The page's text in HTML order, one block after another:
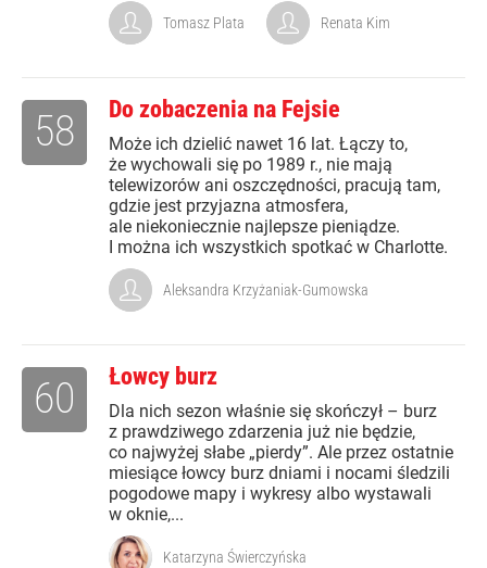
Tomasz Plata Renata Kim
Do zobaczenia na Fejsie
Może ich dzielić nawet 16 lat. Łączy to,
że wychowali się po 1989 r., nie mają
telewizorów ani oszczędności, pracują tam,
gdzie jest przyjazna atmosfera,
ale niekoniecznie najlepsze pieniądze.
I można ich wszystkich spotkać w Charlotte.
58
Aleksandra Krzyżaniak-Gumowska
Łowcy burz
Dla nich sezon właśnie się skończył – burz
z prawdziwego zdarzenia już nie będzie,
co najwyżej słabe „pierdy”. Ale przez ostatnie
miesiące łowcy burz dniami i nocami śledzili
pogodowe mapy i wykresy albo wystawali
w oknie,...
60
Katarzyna Świerczyńska